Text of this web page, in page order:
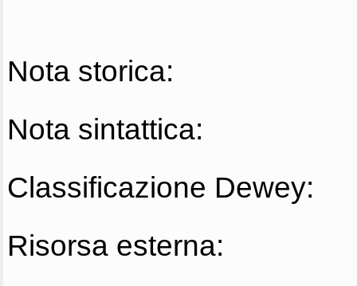
Nota storica:
Nota sintattica:
Classificazione Dewey:
Risorsa esterna: